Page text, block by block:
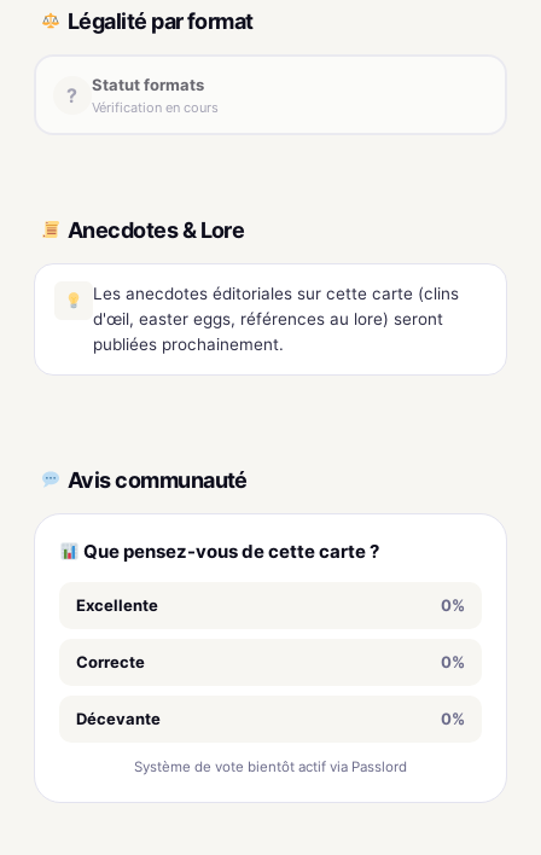
Légalité par format
? Statut formats
Vérification en cours
Anecdotes & Lore
Les anecdotes éditoriales sur cette carte (clins
d'œil, easter eggs, références au lore) seront
publiées prochainement.
Avis communauté
Que pensez-vous de cette carte ?
Excellente 0%
Correcte 0%
Décevante 0%
Système de vote bientôt actif via Passlord